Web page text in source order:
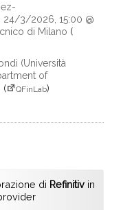
24/3/2026, 15:00 @
di Milano (
(Università
of
( QFinLab)
di Refinitiv in